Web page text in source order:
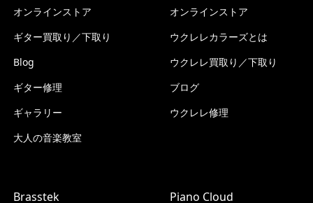
オンラインストア
ギター買取り／下取り
Blog
ギター修理
ギャラリー
大人の音楽教室
オンラインストア
ウクレレカラーズとは
ウクレレ買取り／下取り
ブログ
ウクレレ修理
Brasstek Piano Cloud